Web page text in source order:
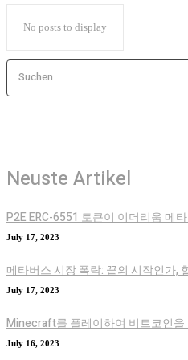
No posts to display
Suchen
Neuste Artikel
P2E ERC-6551 토큰이 이더리움 메
July 17, 2023
메타버스 시장 폭락: 끝의 시작인가,
July 17, 2023
Minecraft를 플레이하여 비트코인
July 16, 2023